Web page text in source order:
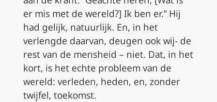
er mis met de wereld?] Ik ben er.” Hij
had gelijk, natuurlijk. En, in het
verlengde daarvan, deugen ook wij- de
rest van de mensheid – niet. Dat, in het
kort, is het echte probleem van de
wereld: verleden, heden, en, zonder
twijfel, toekomst.